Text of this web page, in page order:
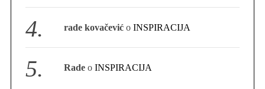
rade kovačević oINSPIRACIJA
Rade oINSPIRACIJA
r
: